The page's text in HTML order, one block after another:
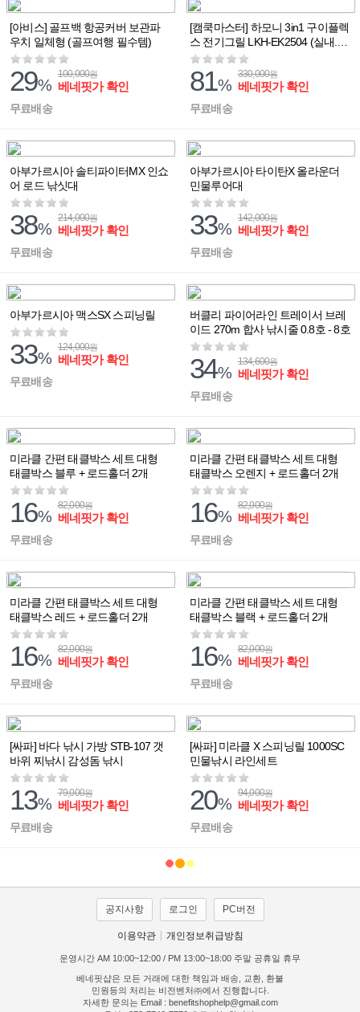
[아비스] 골프백 항공커버 보관파
우치 일체형 (골프여행 필수템)
29%
100,000원
베네핏가 확인
무료배송
[캠쿡마스터] 하모니 3in1 구이플렉
스 전기그릴 LKH-EK2504 (실내.야
외용)
81%
330,000원
베네핏가 확인
무료배송
아부가르시아 솔티파이터MX 인쇼
어 로드 낚싯대
38%
214,000원
베네핏가 확인
무료배송
아부가르시아 타이탄X 올라운더
민물루어대
33%
142,000원
베네핏가 확인
무료배송
아부가르시아 맥스SX 스피닝릴
33%
124,000원
베네핏가 확인
무료배송
버클리 파이어라인 트레이서 브레
이드 270m 합사 낚시줄 0.8호 - 8호
34%
134,600원
베네핏가 확인
무료배송
미라클 간편 태클박스 세트 대형
태클박스 블루 + 로드홀더 2개
16%
82,000원
베네핏가 확인
무료배송
미라클 간편 태클박스 세트 대형
태클박스 오렌지 + 로드홀더 2개
16%
82,000원
베네핏가 확인
무료배송
미라클 간편 태클박스 세트 대형
태클박스 레드 + 로드홀더 2개
16%
82,000원
베네핏가 확인
무료배송
미라클 간편 태클박스 세트 대형
태클박스 블랙 + 로드홀더 2개
16%
82,000원
베네핏가 확인
무료배송
[싸파] 바다 낚시 가방 STB-107 갯
바위 찌낚시 감성돔 낚시
13%
79,000원
베네핏가 확인
무료배송
[싸파] 미라클 X 스피닝릴 1000SC
민물낚시 라인세트
20%
94,000원
베네핏가 확인
무료배송
공지사항 로그인 PC버전
이용약관 개인정보취급방침
운영시간 AM 10:00~12:00 / PM 13:00~18:00 주말 공휴일 휴무
베네핏샵은 모든 거래에 대한 책임과 배송, 교환, 환불
민원등의 처리는 비전벤처㈜에서 진행합니다.
자세한 문의는 Email : benefitshophelp@gmail.com